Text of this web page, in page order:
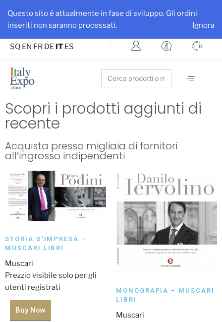
Questo sito é attualmente in fase di sviluppo. Gli ordini
inseriti non saranno processati.
Ignora
Ottieni maggiore visibilità per la tua azienda e i tuoi prodotti
Iscriviti su ItalyExpo
SQ EN FR DE IT ES
Search
for:
Scopri i prodotti aggiunti di
recente
Acquista presso migliaia di fornitori
all’ingrosso indipendenti
STORIA D’IMPRESA –
MUSCARI LIBRI
Muscari
Prezzio visibile solo per gli
utenti registrati
Buy Now
MONOGRAFIA – MUSCARI
LIBRI
Muscari